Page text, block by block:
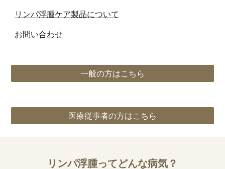
リンパ浮腫ケア製品について
お問い合わせ
一般の方はこちら
医療従事者の方はこちら
リンパ浮腫ってどんな病気？